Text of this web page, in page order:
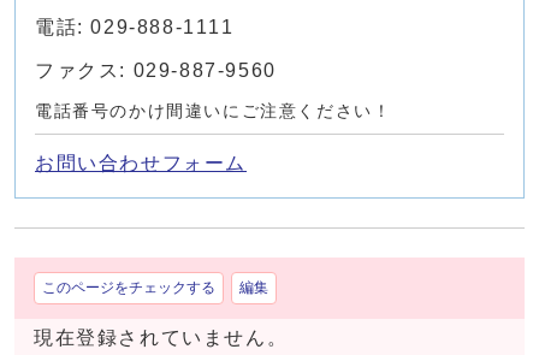
電話: 029-888-1111
ファクス: 029-887-9560
電話番号のかけ間違いにご注意ください！
お問い合わせフォーム
このページをチェックする 編集
現在登録されていません。